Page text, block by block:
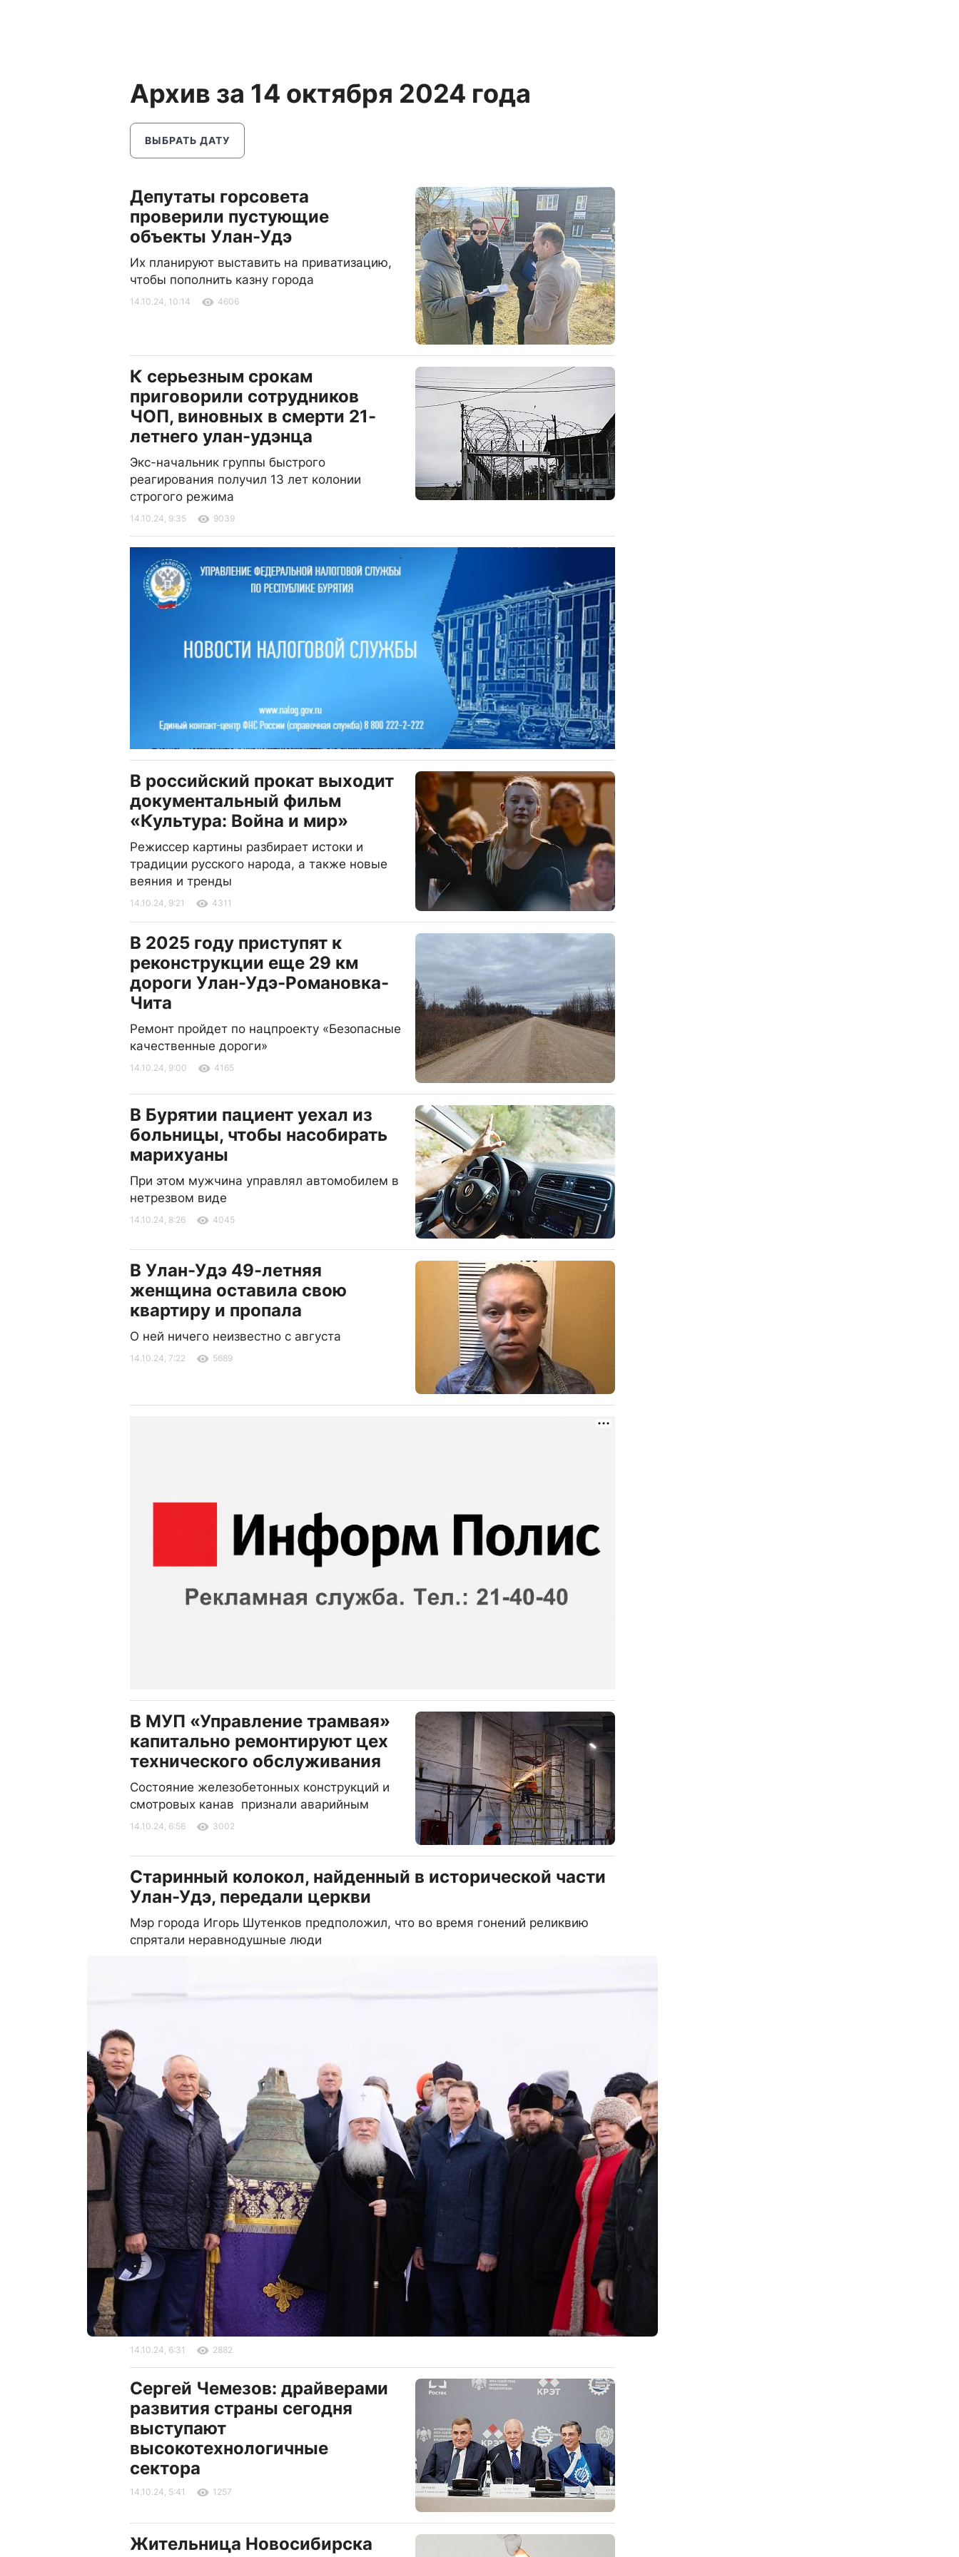
Архив за 14 октября 2024 года
ВЫБРАТЬ ДАТУ
Депутаты горсовета
проверили пустующие
объекты Улан-Удэ
Их планируют выставить на приватизацию,
чтобы пополнить казну города
14.10.24, 10:14 4606
К серьезным срокам
приговорили сотрудников
ЧОП, виновных в смерти 21-
летнего улан-удэнца
Экс-начальник группы быстрого
реагирования получил 13 лет колонии
строгого режима
14.10.24, 9:35 9039
В российский прокат выходит
документальный фильм
«Культура: Война и мир»
Режиссер картины разбирает истоки и
традиции русского народа, а также новые
веяния и тренды
14.10.24, 9:21 4311
В 2025 году приступят к
реконструкции еще 29 км
дороги Улан-Удэ-Романовка-
Чита
Ремонт пройдет по нацпроекту «Безопасные
качественные дороги»
14.10.24, 9:00 4165
В Бурятии пациент уехал из
больницы, чтобы насобирать
марихуаны
При этом мужчина управлял автомобилем в
нетрезвом виде
14.10.24, 8:26 4045
В Улан-Удэ 49-летняя
женщина оставила свою
квартиру и пропала
О ней ничего неизвестно с августа
14.10.24, 7:22 5689
В МУП «Управление трамвая»
капитально ремонтируют цех
технического обслуживания
Состояние железобетонных конструкций и
смотровых канав признали аварийным
14.10.24, 6:56 3002
Старинный колокол, найденный в исторической части
Улан-Удэ, передали церкви
Мэр города Игорь Шутенков предположил, что во время гонений реликвию
спрятали неравнодушные люди
14.10.24, 6:31 2882
Сергей Чемезов: драйверами
развития страны сегодня
выступают
высокотехнологичные
сектора
14.10.24, 5:41 1257
Жительница Новосибирска